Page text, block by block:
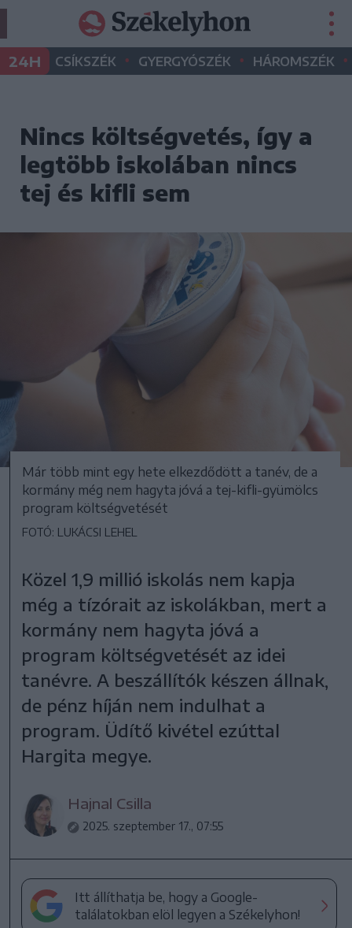
24H CSÍKSZÉK • GYERGYÓSZÉK • HÁROMSZÉK •
Nincs költségvetés, így a
legtöbb iskolában nincs
tej és kifli sem
Már több mint egy hete elkezdődött a tanév, de a
kormány még nem hagyta jóvá a tej-kifli-gyümölcs
program költségvetését
FOTÓ: LUKÁCSI LEHEL
Közel 1,9 millió iskolás nem kapja
még a tízórait az iskolákban, mert a
kormány nem hagyta jóvá a
program költségvetését az idei
tanévre. A beszállítók készen állnak,
de pénz híján nem indulhat a
program. Üdítő kivétel ezúttal
Hargita megye.
Hajnal Csilla
2025. szeptember 17., 07:55
Itt állíthatja be, hogy a Google-
találatokban elöl legyen a Székelyhon!